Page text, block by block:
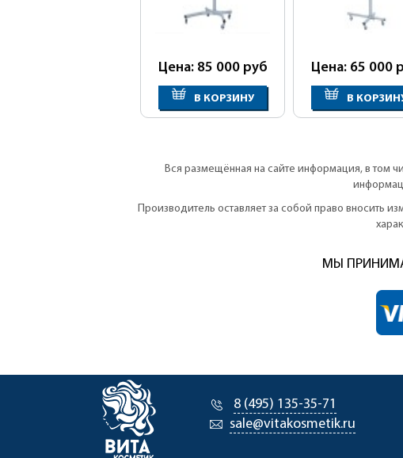
Цена: 85 000 руб
В КОРЗИНУ
Цена: 65 000
В
Вся размещённая на сайте информация, в том
Производитель оставляет за собой право вносить
МЫ
8 (495) 135-35-71
sale@vitakosmetik.ru